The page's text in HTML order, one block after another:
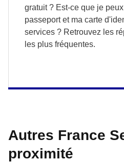
gratuit ? Est-ce que je
passeport et ma carte
services ? Retrouvez les
les plus fréquentes.
Autres France
proximité